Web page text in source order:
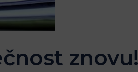
znovu!